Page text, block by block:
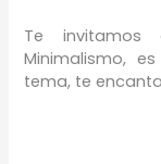
Te invitamos
Minimalismo,
tema, te